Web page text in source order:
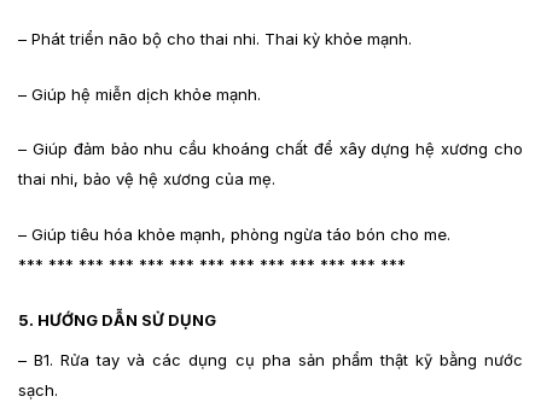
– Phát triển não bộ cho thai nhi. Thai kỳ khỏe mạnh.
– Giúp hệ miễn dịch khỏe mạnh.
– Giúp đảm bảo nhu cầu khoáng chất để xây dựng hệ xương cho
thai nhi, bảo vệ hệ xương của mẹ.
– Giúp tiêu hóa khỏe mạnh, phòng ngừa táo bón cho me.
*** *** *** *** *** *** *** *** *** *** *** *** ***
5. HƯỚNG DẪN SỬ DỤNG
– B1. Rửa tay và các dụng cụ pha sản phẩm thật kỹ bằng nước
sạch.